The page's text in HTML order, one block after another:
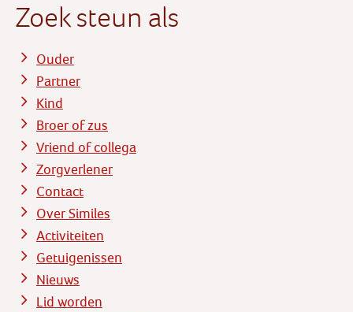
Zoek steun als
Ouder
Partner
Kind
Broer of zus
Vriend of collega
Zorgverlener
Contact
Over Similes
Activiteiten
Getuigenissen
Nieuws
Lid worden